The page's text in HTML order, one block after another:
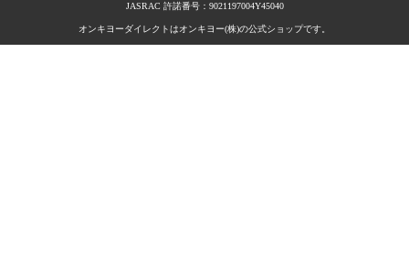
JASRAC 許諾番号：9021197004Y45040
オンキヨーダイレクトはオンキヨー(株)の公式ショップです。